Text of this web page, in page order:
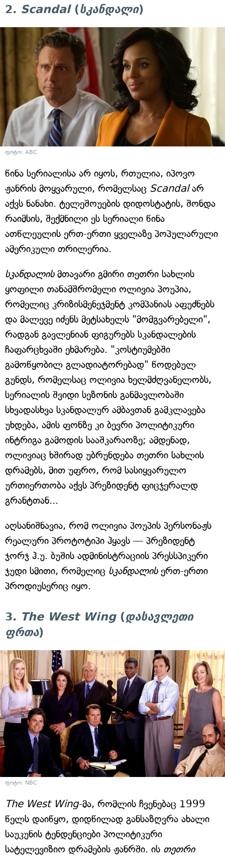
2. Scandal(სკანდალი)
ფოტო: ABC
წინა სერიალისა არ იყოს, რთულია, იპოვო
ჟანრის მოყვარული, რომელსაც Scandalარ
აქვს ნანახი. ტელეშოუების დიდოსტატის, შონდა
რაიმსის, შექმნილი ეს სერიალი წინა
ათწლეულის ერთ-ერთი ყველაზე პოპულარული
ამერიკული თრილერია.
სკანდალის მთავარი გმირი თეთრი სახლის
ყოფილი თანამშრომელი ოლივია პოუპია,
რომელიც კრიზისმენეჯმენტ კომპანიას აფუძნებს
და მალევე იძენს მეტსახელს "მომგვარებელი",
რადგან გავლენიან ფიგურებს სკანდალების
ჩაფარცხვაში ეხმარება. "კოსტიუმებში
გამოწყობილ გლადიატორებად" წოდებულ
გუნდს, რომელსაც ოლივია ხელმძღვანელობს,
სერიალის შვიდი სეზონის განმავლობაში
სხვადასხვა სკანდალურ ამბავთან გამკლავება
უხდება, ამის ფონზე კი ბევრი პოლიტიკური
ინტრიგა გამოდის სააშკარაოზე; ამდენად,
ოლივიაც ხშირად უბრუნდება თეთრი სახლის
დრამებს, მით უფრო, რომ სასიყვარულო
ურთიერთობა აქვს პრეზიდენტ ფიცჯერალდ
გრანტთან...
აღსანიშნავია, რომ ოლივია პოუპის პერსონაჟს
რეალური პროტოტიპი ჰყავს — პრეზიდენტ
ჯორჯ ჰ.უ. ბუშის ადმინისტრაციის პრესსპიკერი
ჯუდი სმითი, რომელიც სკანდალისერთ-ერთი
პროდიუსერიც იყო.
3. The West Wing(დასავლეთი
ფრთა)
ფოტო: NBC
The West Wing-მა, რომლის ჩვენებაც 1999
წელს დაიწყო, დიდწილად განსაზღვრა ახალი
საუკუნის ტენდენციები პოლიტიკური
სატელევიზიო დრამების ჟანრში. ის თეთრი